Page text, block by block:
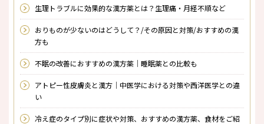
生理トラブルに効果的な漢方薬とは？生理痛・月経不順など
おりものが少ないのはどうして？/その原因と対策/おすすめの漢
方も
不眠の改善におすすめの漢方薬｜睡眠薬との比較も
アトピー性皮膚炎と漢方｜中医学における対策や西洋医学との違
い
冷え症のタイプ別に症状や対策、おすすめの漢方薬、食材をご紹